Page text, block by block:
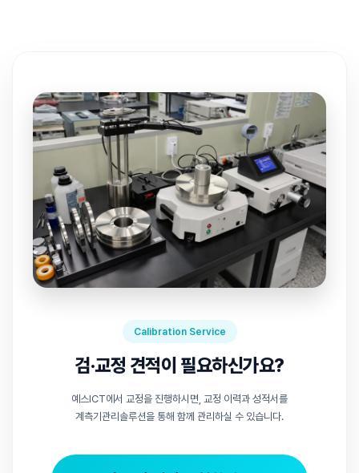
Calibration Service
검·교정 견적이 필요하신가요?
예스ICT에서 교정을 진행하시면, 교정 이력과 성적서를
계측기관리솔루션을 통해 함께 관리하실 수 있습니다.